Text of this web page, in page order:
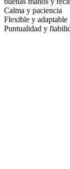
Calma y paciencia
Flexible y adaptable
Puntualidad y